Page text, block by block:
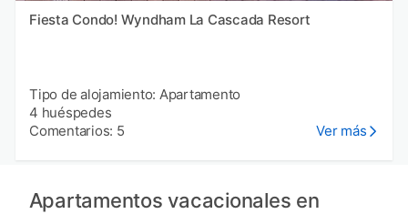
Fiesta Condo! Wyndham La Cascada Resort
Tipo de alojamiento: Apartamento
4 huéspedes
Comentarios: 5
Ver más
Apartamentos vacacionales en